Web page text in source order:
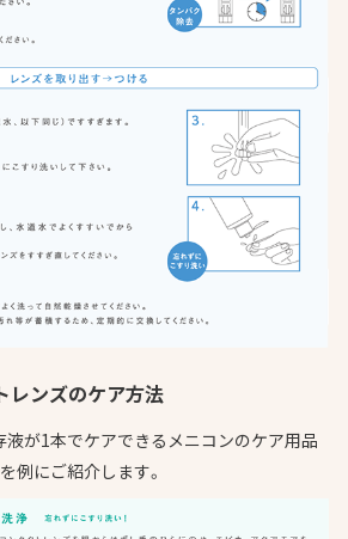
ンズのケア方法
液が1本でケアできるメニコンのケア用品
例にご紹介します。